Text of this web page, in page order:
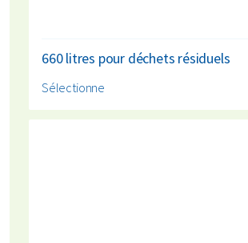
660 litres pour déchets résiduels
Sélectionne